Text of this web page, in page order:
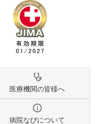
医療機関の皆様へ
病院なびについて